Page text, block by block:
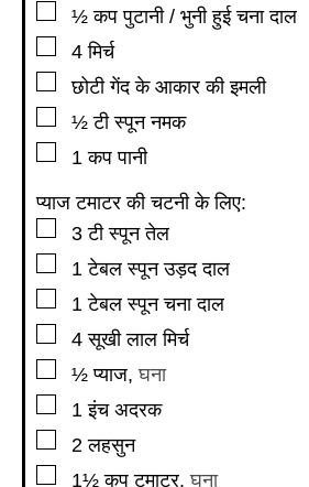
▢
½ कप पुटानी / भुनी हुई चना दाल
▢
4 मिर्च
▢
छोटी गेंद के आकार की इमली
▢
½ टी स्पून नमक
▢
1 कप पानी
प्याज टमाटर की चटनी के लिए:
▢
3 टी स्पूनतेल
▢
1 टेबल स्पूनउड़द दाल
▢
1 टेबल स्पूनचना दाल
▢
4 सूखी लाल मिर्च
▢
½ प्याज,घना
▢
1 इंच अदरक
▢
2 लहसुन
▢
1½ कप टमाटर,घना